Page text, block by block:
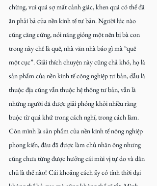
chừng, vui quá sợ mất cảnh giác, khen quá có thể đã
ăn phải bả của nền kinh tế tư bản. Người lúc nào
cũng căng cứng, nói năng gióng một nên bị bà con
trong này chê là quê, nhà văn nhà báo gì mà “quê
một cục”. Giải thích chuyện này cũng chả khó, họ là
sản phẩm của nền kinh tế công nghiệp tư bản, dẫu là
thuộc địa cũng vẫn thuộc hệ thống tư bản, vẫn là
những người đã được giải phóng khỏi nhiều ràng
buộc từ quá khứ trong cách nghĩ, trong cách làm.
Còn mình là sản phẩm của nền kinh tế nông nghiệp
phong kiến, đâu đã được làm chủ nhân ông nhưng
cũng chưa từng được hưởng cái mùi vị tự do và dân
chủ là thế nào! Cái khoảng cách ấy có tính thời đại